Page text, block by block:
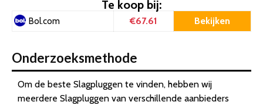
Te koop bij:
Bol.com €67.61 Bekijken
Onderzoeksmethode
Om de beste Slagpluggen te vinden, hebben wij
meerdere Slagpluggen van verschillende aanbieders